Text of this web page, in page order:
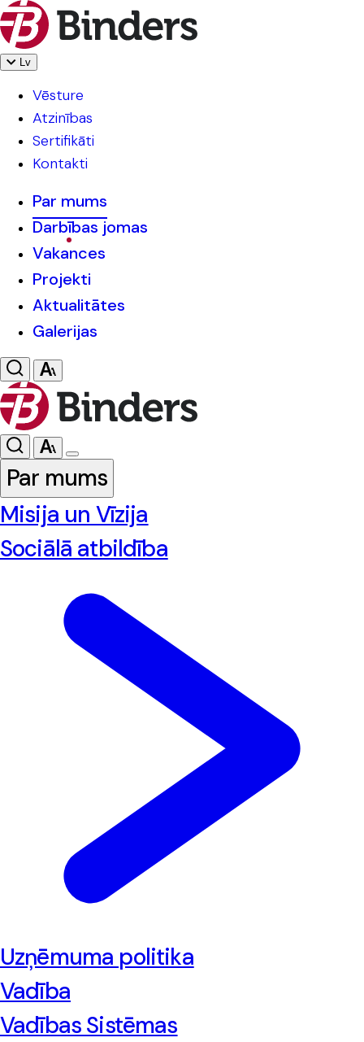
Lv
Vēsture
Atzinības
Sertifikāti
Kontakti
Par mums
Darbības jomas
Vakances
Projekti
Aktualitātes
Galerijas
Par mums
Misija un Vīzija
Sociālā atbildība
Uzņēmuma politika
Vadība
Vadības Sistēmas